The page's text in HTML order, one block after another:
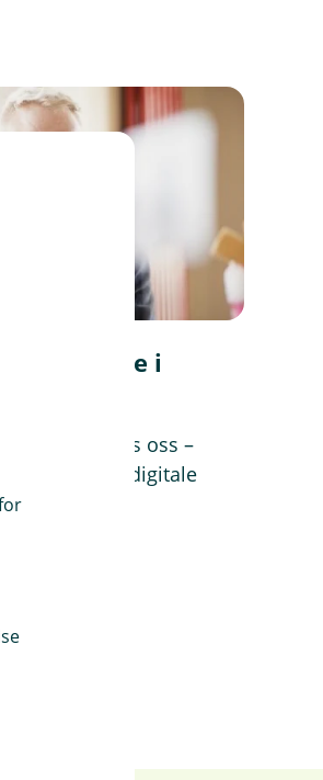
toppscore i
pris på hos oss –
til gode digitale